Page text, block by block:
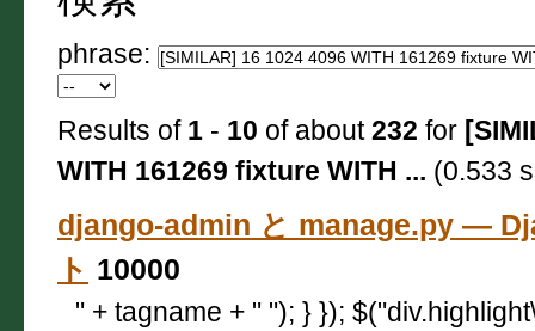
phrase:
Results of 1 - 10 of about232 for
WITH 161269 fixture WITH ... (0.533
django-admin と manage.py —
ト 10000
" + tagname + " "); } });